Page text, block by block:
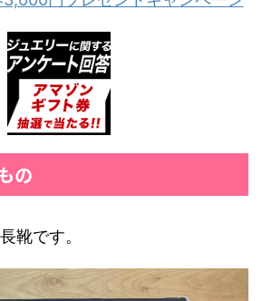
の
靴です。